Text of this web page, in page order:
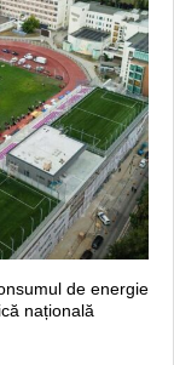
de energie
națională